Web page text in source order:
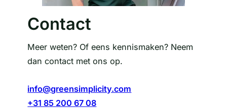
Contact
Meer weten? Of eens kennismaken? Neem
dan contact met ons op.
info@greensimplicity.com
+31 85 200 67 08